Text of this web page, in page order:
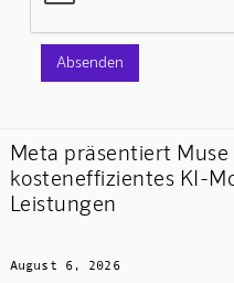
Meta präsentiert Muse
kosteneffizientes KI-
Leistungen
August 6, 2026